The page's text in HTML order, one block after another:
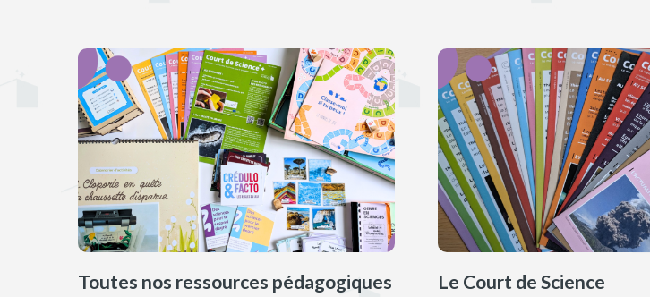
Toutes nos ressources pédagogiques Le Court de Science